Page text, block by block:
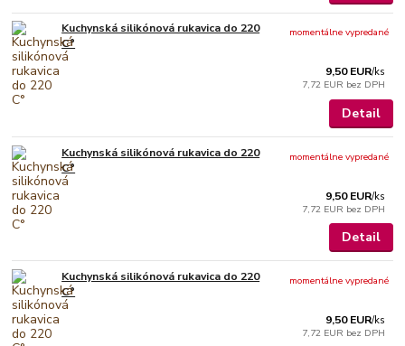
Kuchynská silikónová rukavica do 220
C°
9,50 EUR/ks
7,72 EUR bez DPH
momentálne vypredané
Detail
Kuchynská silikónová rukavica do 220
C°
9,50 EUR/ks
7,72 EUR bez DPH
momentálne vypredané
Detail
Kuchynská silikónová rukavica do 220
C°
9,50 EUR/ks
7,72 EUR bez DPH
momentálne vypredané